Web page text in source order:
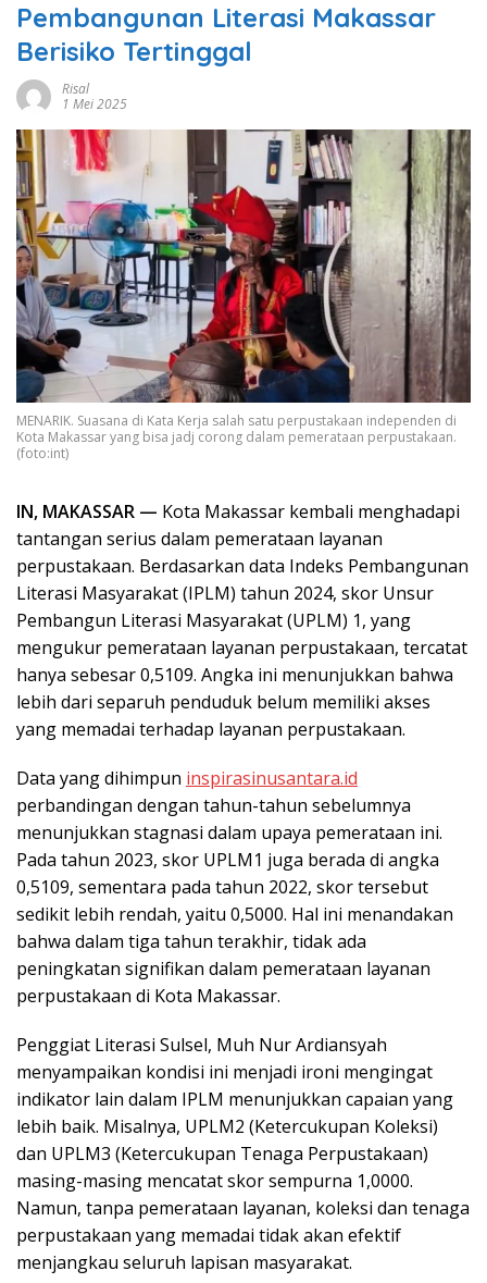
Pembangunan Literasi Makassar
Berisiko Tertinggal
Risal
1 Mei 2025
MENARIK. Suasana di Kata Kerja salah satu perpustakaan independen di
Kota Makassar yang bisa jadj corong dalam pemerataan perpustakaan.
(foto:int)
IN, MAKASSAR — Kota Makassar kembali menghadapi
tantangan serius dalam pemerataan layanan
perpustakaan. Berdasarkan data Indeks Pembangunan
Literasi Masyarakat (IPLM) tahun 2024, skor Unsur
Pembangun Literasi Masyarakat (UPLM) 1, yang
mengukur pemerataan layanan perpustakaan, tercatat
hanya sebesar 0,5109. Angka ini menunjukkan bahwa
lebih dari separuh penduduk belum memiliki akses
yang memadai terhadap layanan perpustakaan.
Data yang dihimpun inspirasinusantara.id
perbandingan dengan tahun-tahun sebelumnya
menunjukkan stagnasi dalam upaya pemerataan ini.
Pada tahun 2023, skor UPLM1 juga berada di angka
0,5109, sementara pada tahun 2022, skor tersebut
sedikit lebih rendah, yaitu 0,5000. Hal ini menandakan
bahwa dalam tiga tahun terakhir, tidak ada
peningkatan signifikan dalam pemerataan layanan
perpustakaan di Kota Makassar.
Penggiat Literasi Sulsel, Muh Nur Ardiansyah
menyampaikan kondisi ini menjadi ironi mengingat
indikator lain dalam IPLM menunjukkan capaian yang
lebih baik. Misalnya, UPLM2 (Ketercukupan Koleksi)
dan UPLM3 (Ketercukupan Tenaga Perpustakaan)
masing-masing mencatat skor sempurna 1,0000.
Namun, tanpa pemerataan layanan, koleksi dan tenaga
perpustakaan yang memadai tidak akan efektif
menjangkau seluruh lapisan masyarakat.